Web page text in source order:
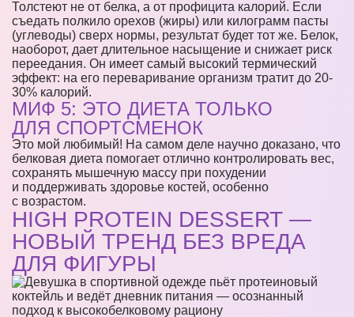
Толстеют не от белка, а от профицита калорий. Если
съедать полкило орехов (жиры) или килограмм пасты
(углеводы) сверх нормы, результат будет тот же. Белок,
наоборот, дает длительное насыщение и снижает риск
переедания. Он имеет самый высокий термический
эффект: на его переваривание организм тратит до 20-
30% калорий.
МИФ 5: ЭТО ДИЕТА ТОЛЬКО
ДЛЯ СПОРТСМЕНОК
Это мой любимый! На самом деле научно доказано, что
белковая диета помогает отлично контролировать вес,
сохранять мышечную массу при похудении
и поддерживать здоровье костей, особенно
с возрастом.
HIGH PROTEIN DESSERT —
НОВЫЙ ТРЕНД БЕЗ ВРЕДА
ДЛЯ ФИГУРЫ